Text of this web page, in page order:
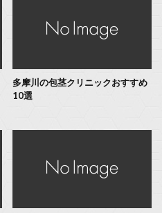
多摩川の包茎クリニックおすすめ
10選